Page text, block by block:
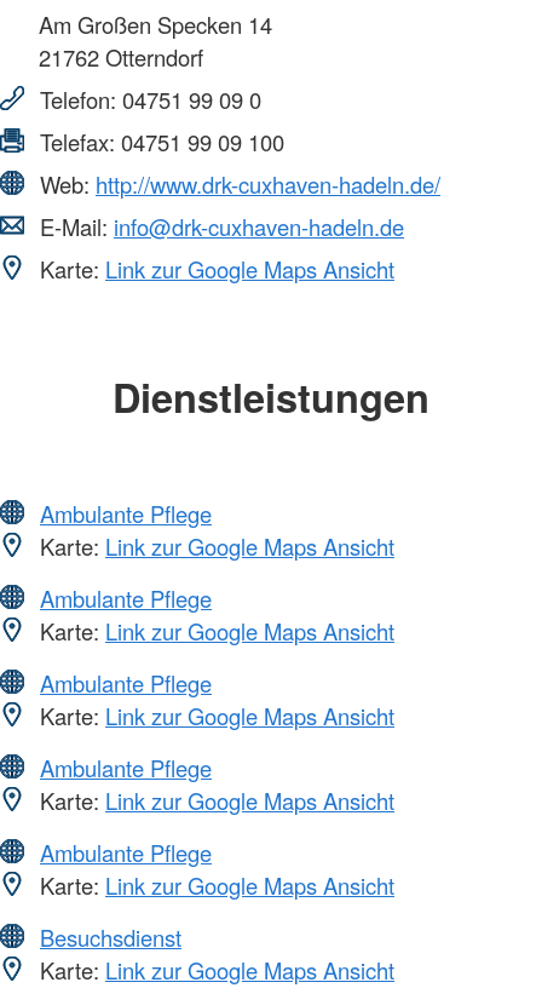
Am Großen Specken 14
21762Otterndorf
Telefon: 04751 99 09 0
Telefax: 04751 99 09 100
Web: http://www.drk-cuxhaven-hadeln.de/
E-Mail: info@drk-cuxhaven-hadeln.de
Karte: Link zur Google Maps Ansicht
Dienstleistungen
Ambulante Pflege
Karte: Link zur Google Maps Ansicht
Ambulante Pflege
Karte: Link zur Google Maps Ansicht
Ambulante Pflege
Karte: Link zur Google Maps Ansicht
Ambulante Pflege
Karte: Link zur Google Maps Ansicht
Ambulante Pflege
Karte: Link zur Google Maps Ansicht
Besuchsdienst
Karte: Link zur Google Maps Ansicht